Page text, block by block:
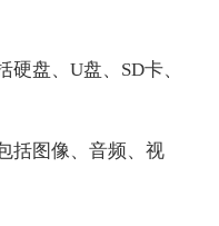
盘、U盘、SD卡、
括图像、音频、视